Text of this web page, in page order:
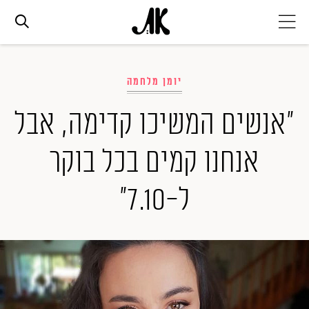
אופנה
ביוטי
סלבס
ערוצים נוספים
המגזין
יומן מלחמה
"אנשים המשיכו קדימה, אבל
אנחנו קמים בכל בוקר
ל-7.10"